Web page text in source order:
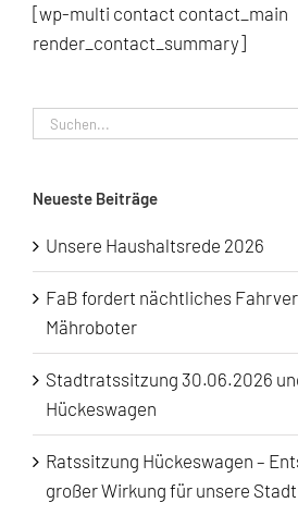
[wp-multi contact contact_main
render_contact_summary]
Suche
Neueste Beiträge
Unsere Haushaltsrede 2026
FaB fordert nächtliches
Mähroboter
Stadtratssitzung 30.06.2026
Hückeswagen
Ratssitzung Hückeswagen –
großer Wirkung für unsere